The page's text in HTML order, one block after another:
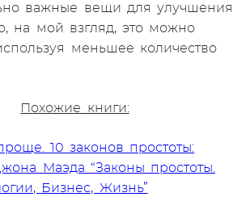
важные вещи для улучшения
на мой взгляд, это можно
меньшее количество
Похожие книги:
10 законов простоты:
Маэда “Законы простоты.
Бизнес, Жизнь”